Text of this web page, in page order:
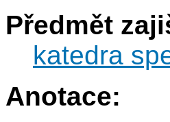
Předmět
katedra
Anotace: